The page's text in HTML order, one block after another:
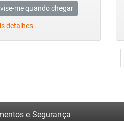
me quando chegar
detalhes
e Segurança